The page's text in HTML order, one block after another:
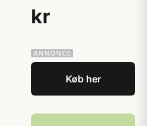
kr
Køb her